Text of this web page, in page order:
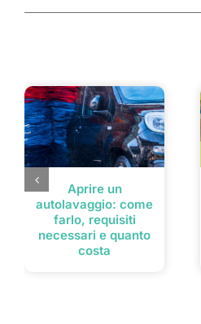
Aprire un
autolavaggio: come
farlo, requisiti
necessari e quanto
costa